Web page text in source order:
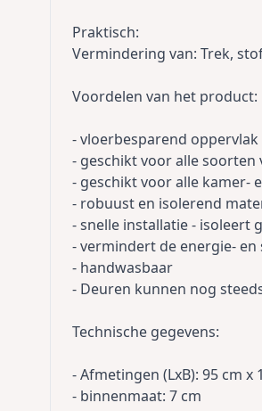
Praktisch:
Vermindering van: Trek,
Voordelen van het product:
- vloerbesparend oppervlak
- geschikt voor alle
- geschikt voor alle kamer-
- robuust en isolerend
- snelle installatie - isoleert
- vermindert de energie-
- handwasbaar
- Deuren kunnen nog
Technische gegevens:
- Afmetingen (LxB): 95 cm x
- binnenmaat: 7 cm